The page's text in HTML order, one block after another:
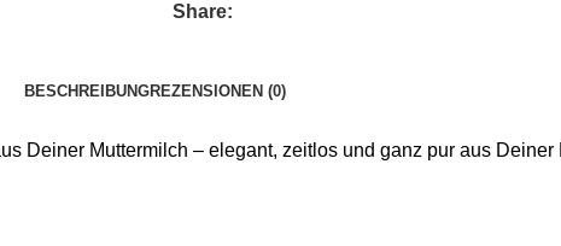
Share:
BESCHREIBUNGREZENSIONEN (0)
Deiner Muttermilch – elegant, zeitlos und ganz pur aus